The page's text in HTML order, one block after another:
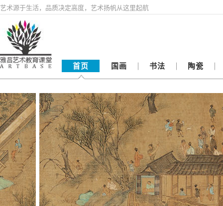
艺术源于生活，品质决定高度，艺术扬帆从这里起航
首页 国画 书法 陶瓷